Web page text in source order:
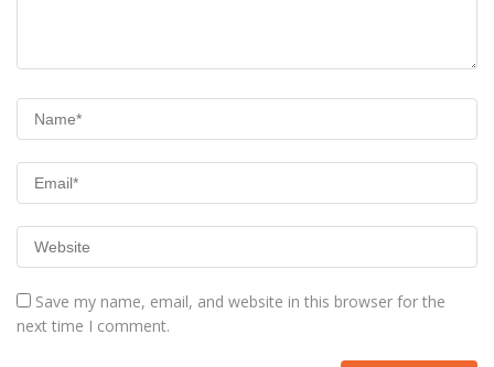
Save my name, email, and website in this browser for the
next time I comment.